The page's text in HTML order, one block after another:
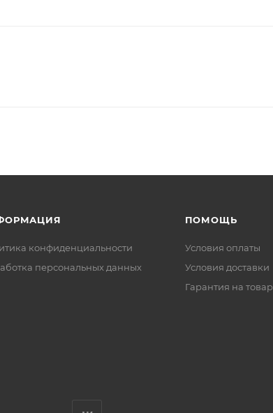
конфиденциальности
персональных данных
ПОМОЩЬ
Условия оплаты
Условия доставки
Гарантия на товар